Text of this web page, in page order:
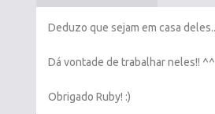
Deduzo que sejam em casa
Dá vontade de trabalhar neles!! ^^
Obrigado Ruby! :)